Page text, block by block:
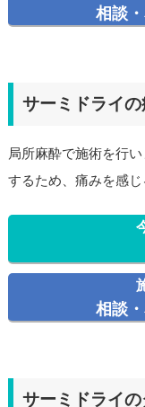
相談
サーミドライ
局所麻酔で施術を行
するため、痛みを感じ
相談
サーミドライ